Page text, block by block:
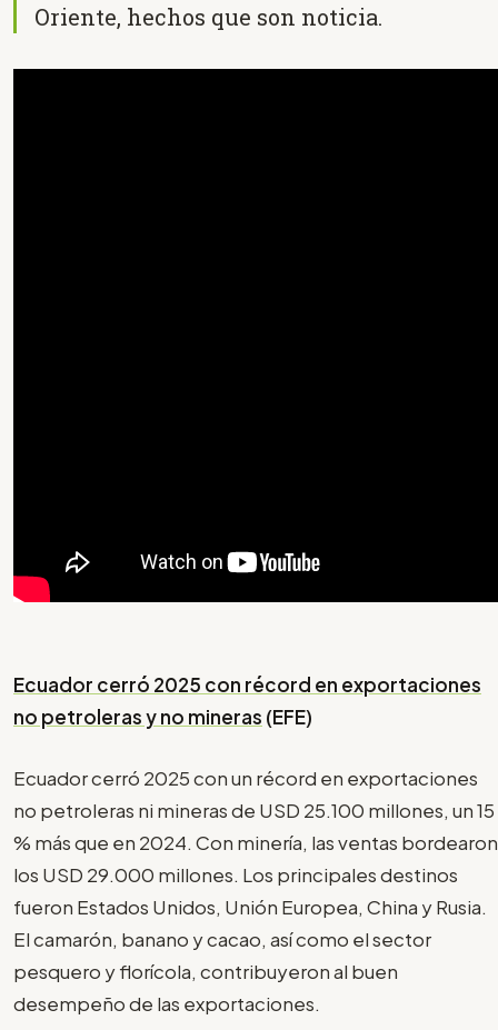
Oriente, hechos que son noticia.
Ecuador cerró 2025 con récord en exportaciones
no petroleras y no mineras (EFE)
Ecuador cerró 2025 con un récord en exportaciones
no petroleras ni mineras de USD 25.100 millones, un 15
% más que en 2024. Con minería, las ventas bordearon
los USD 29.000 millones. Los principales destinos
fueron Estados Unidos, Unión Europea, China y Rusia.
El camarón, banano y cacao, así como el sector
pesquero y florícola, contribuyeron al buen
desempeño de las exportaciones.